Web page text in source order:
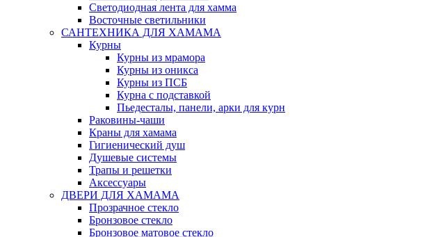
Светодиодная лента для хамма
Восточные светильники
САНТЕХНИКА ДЛЯ ХАМАМА
Курны
Курны из мрамора
Курны из оникса
Курны из ПСБ
Курна с подставкой
Пьедесталы, панели, арки для курн
Раковины-чаши
Краны для хамама
Гигиенический душ
Душевые системы
Трапы и решетки
Аксессуары
ДВЕРИ ДЛЯ ХАМАМА
Прозрачное стекло
Бронзовое стекло
Бронзовое матовое стекло